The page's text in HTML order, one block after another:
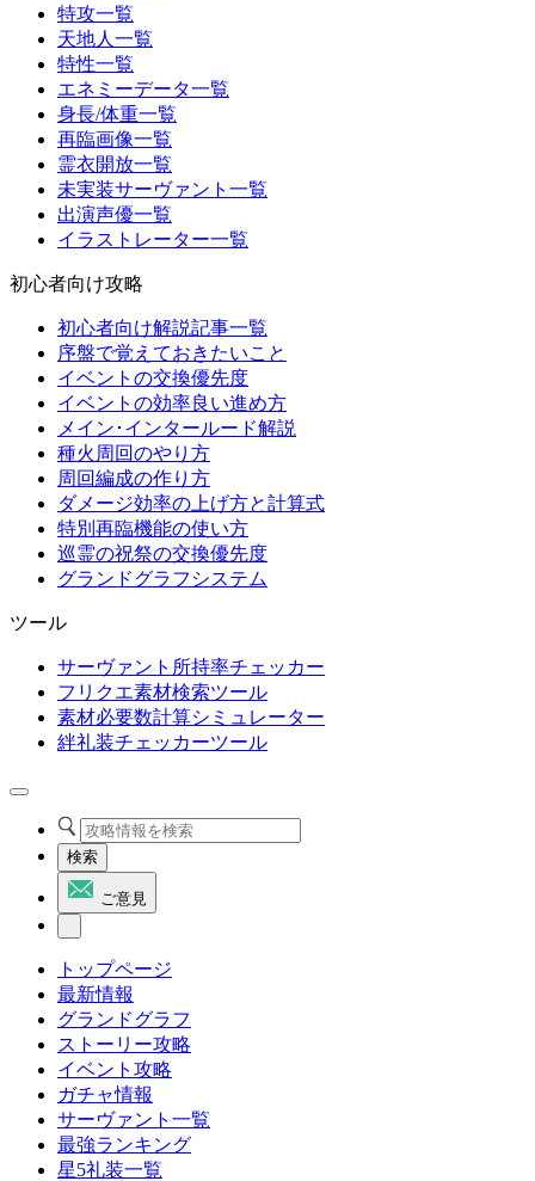
特攻一覧
天地人一覧
特性一覧
エネミーデータ一覧
身長/体重一覧
再臨画像一覧
霊衣開放一覧
未実装サーヴァント一覧
出演声優一覧
イラストレーター一覧
初心者向け攻略
初心者向け解説記事一覧
序盤で覚えておきたいこと
イベントの交換優先度
イベントの効率良い進め方
メイン･インタールード解説
種火周回のやり方
周回編成の作り方
ダメージ効率の上げ方と計算式
特別再臨機能の使い方
巡霊の祝祭の交換優先度
グランドグラフシステム
ツール
サーヴァント所持率チェッカー
フリクエ素材検索ツール
素材必要数計算シミュレーター
絆礼装チェッカーツール
検索
ご意見
トップページ
最新情報
グランドグラフ
ストーリー攻略
イベント攻略
ガチャ情報
サーヴァント一覧
最強ランキング
星5礼装一覧